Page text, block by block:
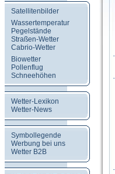
Satellitenbilder
Wassertemperatur
Pegelstände
Straßen-Wetter
Cabrio-Wetter
Biowetter
Pollenflug
Schneehöhen
Wetter-Lexikon
Wetter-News
Symbollegende
Werbung bei uns
Wetter B2B